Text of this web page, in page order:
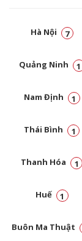
Hà Nội 7
Quảng Ninh 1
Nam Định 1
Thái Bình 1
Thanh Hóa 1
Huế 1
Buôn Ma Thuật